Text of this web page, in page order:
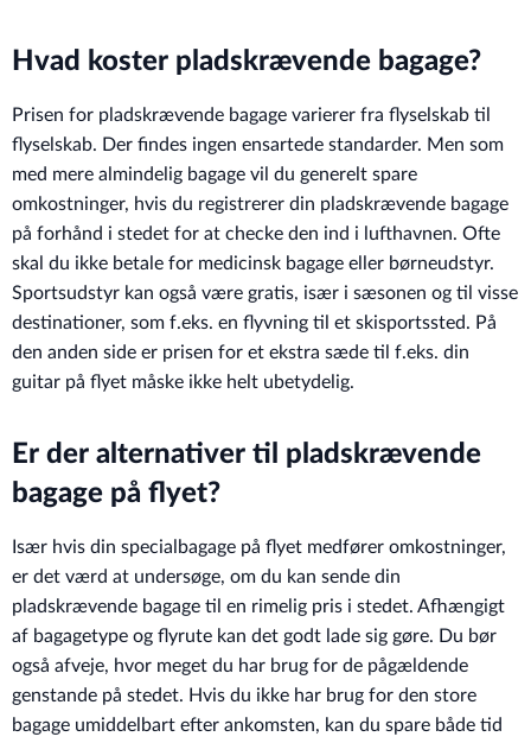
Hvad koster pladskrævende bagage?
Prisen for pladskrævende bagage varierer fra flyselskab til
flyselskab. Der findes ingen ensartede standarder. Men som
med mere almindelig bagage vil du generelt spare
omkostninger, hvis du registrerer din pladskrævende bagage
på forhånd i stedet for at checke den ind i lufthavnen. Ofte
skal du ikke betale for medicinsk bagage eller børneudstyr.
Sportsudstyr kan også være gratis, især i sæsonen og til visse
destinationer, som f.eks. en flyvning til et skisportssted. På
den anden side er prisen for et ekstra sæde til f.eks. din
guitar på flyet måske ikke helt ubetydelig.
Er der alternativer til pladskrævende
bagage på flyet?
Især hvis din specialbagage på flyet medfører omkostninger,
er det værd at undersøge, om du kan sende din
pladskrævende bagage til en rimelig pris i stedet. Afhængigt
af bagagetype og flyrute kan det godt lade sig gøre. Du bør
også afveje, hvor meget du har brug for de pågældende
genstande på stedet. Hvis du ikke har brug for den store
bagage umiddelbart efter ankomsten, kan du spare både tid